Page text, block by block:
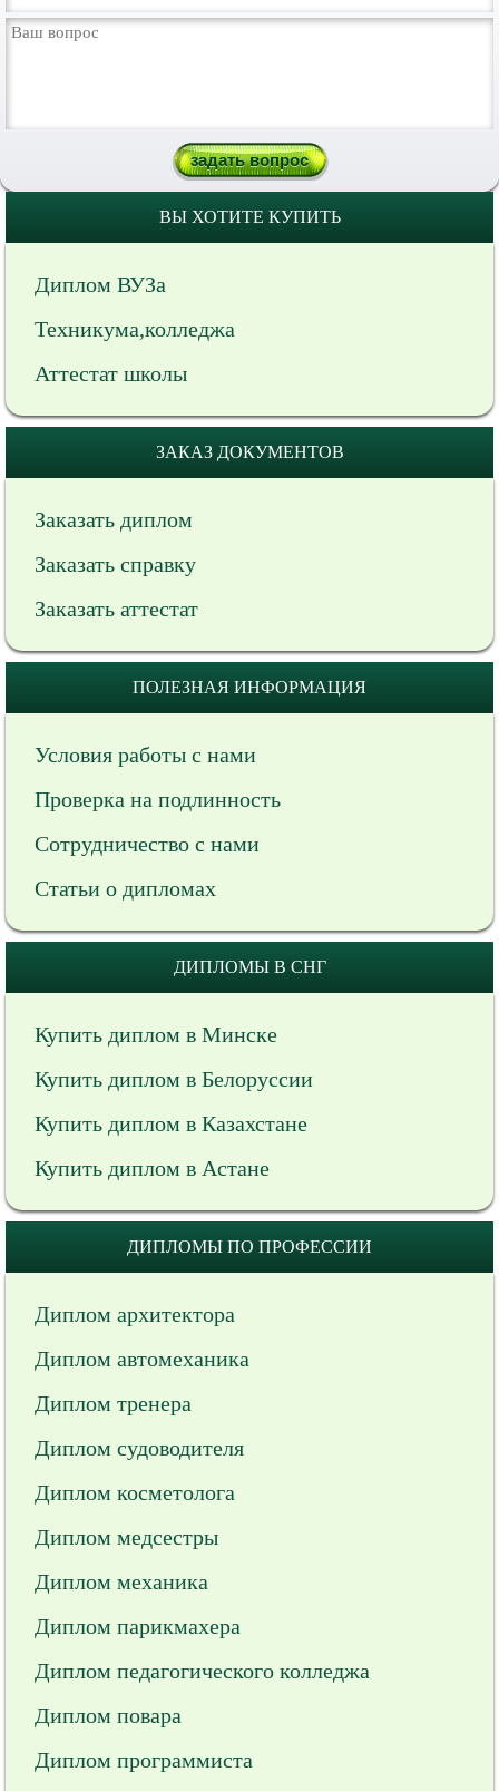
ВЫ ХОТИТЕ КУПИТЬ
Диплом ВУЗа
Техникума,колледжа
Аттестат школы
ЗАКАЗ ДОКУМЕНТОВ
Заказать диплом
Заказать справку
Заказать аттестат
ПОЛЕЗНАЯ ИНФОРМАЦИЯ
Условия работы с нами
Проверка на подлинность
Сотрудничество с нами
Статьи о дипломах
ДИПЛОМЫ В СНГ
Купить диплом в Минске
Купить диплом в Белоруссии
Купить диплом в Казахстане
Купить диплом в Астане
ДИПЛОМЫ ПО ПРОФЕССИИ
Диплом архитектора
Диплом автомеханика
Диплом тренера
Диплом судоводителя
Диплом косметолога
Диплом медсестры
Диплом механика
Диплом парикмахера
Диплом педагогического колледжа
Диплом повара
Диплом программиста